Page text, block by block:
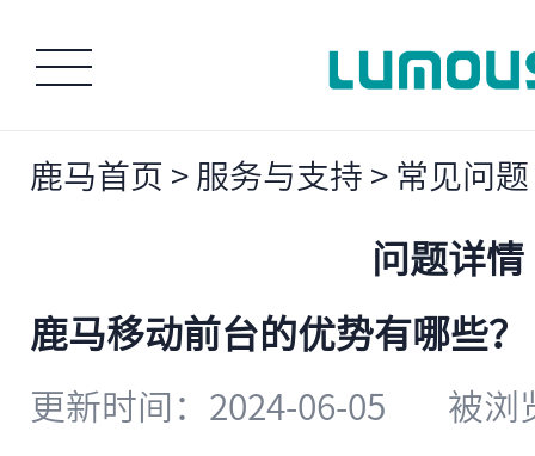
鹿马首页 > 服务与支持 > 常见问题
问题详情
​鹿马移动前台的优势有哪些？
更新时间：2024-06-05
被浏